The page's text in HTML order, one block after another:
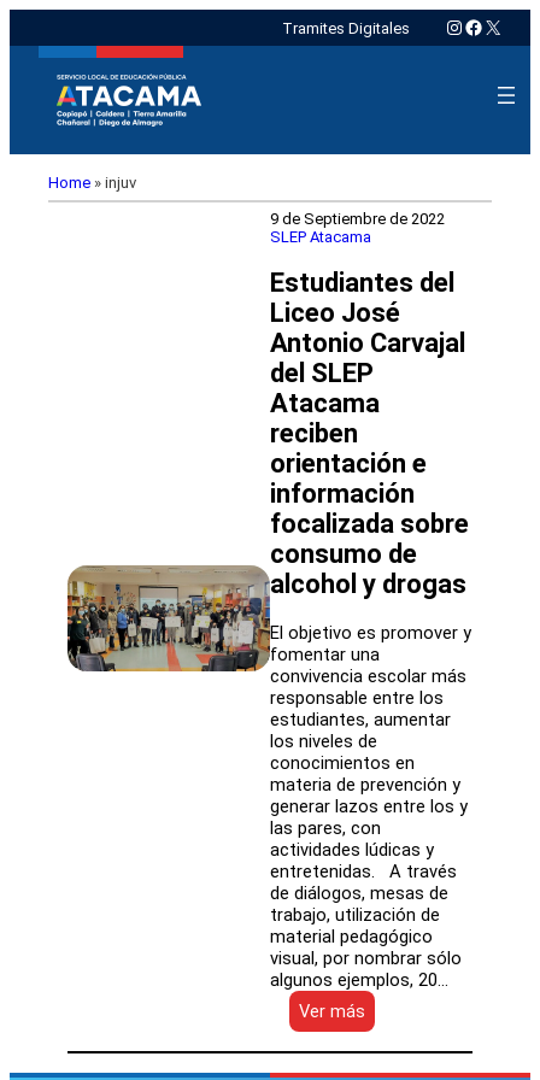
Tramites Digitales Instagram
X
Home » injuv
9 de Septiembre de 2022
SLEP Atacama
Estudiantes del
Liceo José
Antonio Carvajal
del SLEP
Atacama
reciben
orientación e
información
focalizada sobre
consumo de
alcohol y drogas
El objetivo es promover y
fomentar una
convivencia escolar más
responsable entre los
estudiantes, aumentar
los niveles de
conocimientos en
materia de prevención y
generar lazos entre los y
las pares, con
actividades lúdicas y
entretenidas. A través
de diálogos, mesas de
trabajo, utilización de
material pedagógico
visual, por nombrar sólo
algunos ejemplos, 20…
Ver más
Estudiantes
del
Liceo